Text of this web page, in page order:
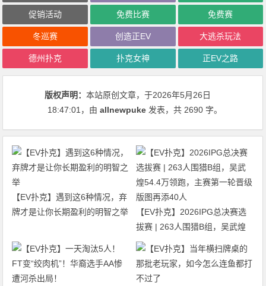
促销活动 免费比赛 免费赛
冬巡赛 创造正EV 大逃杀玩法
德州扑克 扑克女神 正EV之路
版权声明：本站原创文章，于2026年5月26日
18:47:01 ，由allnewpuke 发表，共 2690 字。
【EV扑克】遇到这6种情况，弃
牌才是让你长期盈利的明智之举
【EV扑克】2026IPG总决赛选
拔赛 | 263人围猎B组，吴武煌
54.4万领跑，主赛第一轮晋级版
图再添40人